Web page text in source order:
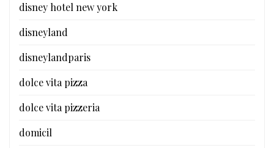
disney hotel new york
disneyland
disneylandparis
dolce vita pizza
dolce vita pizzeria
domicil